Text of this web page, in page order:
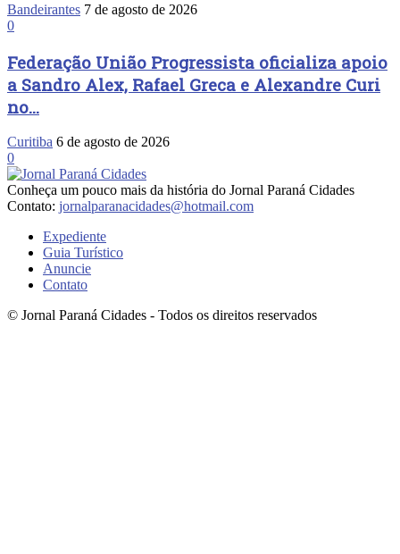
Bandeirantes 7 de agosto de 2026
0
Federação União Progressista oficializa apoio
a Sandro Alex, Rafael Greca e Alexandre Curi
no...
Curitiba 6 de agosto de 2026
0
Conheça um pouco mais da história do Jornal Paraná Cidades
Contato: jornalparanacidades@hotmail.com
Expediente
Guia Turístico
Anuncie
Contato
© Jornal Paraná Cidades - Todos os direitos reservados